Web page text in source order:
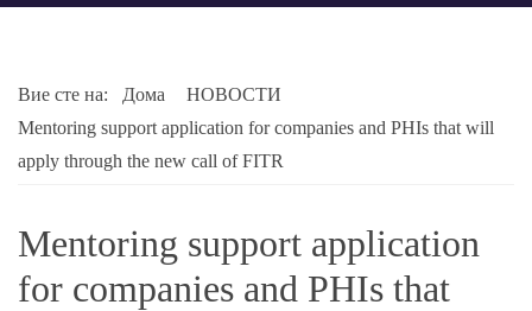
Вие сте на: Дома
НОВОСТИ
Mentoring support application for companies and PHIs that will
apply through the new call of FITR
Mentoring support application
for companies and PHIs that